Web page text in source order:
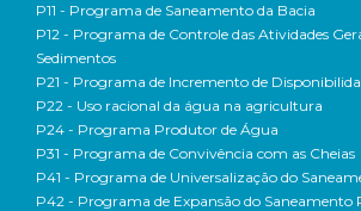
P11 - Programa de Saneamento da Bacia
P12 - Programa de Controle das Atividades
Sedimentos
P21 - Programa de Incremento de
P22 - Uso racional da água na agricultura
P24 - Programa Produtor de Água
P31 - Programa de Convivência com as Cheias
P41 - Programa de Universalização do
P42 - Programa de Expansão do Saneamento